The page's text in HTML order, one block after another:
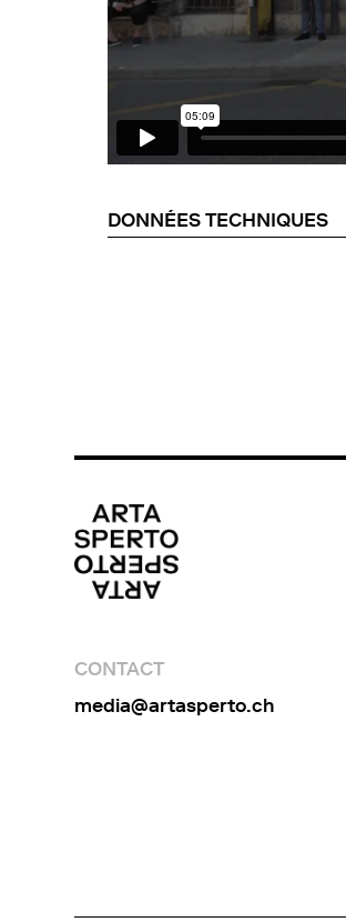
DONNÉES TECHNIQUES
CONTACT
media@artasperto.ch